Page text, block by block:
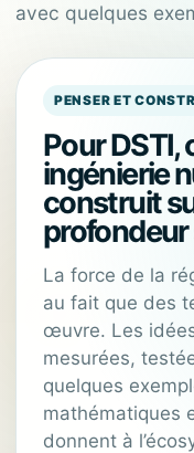
avec quelques
PENSER ET
Pour DSTI,
ingénierie
construit
La force de la
au fait que des
œuvre. Les
mesurées,
quelques
mathématiques
donnent à